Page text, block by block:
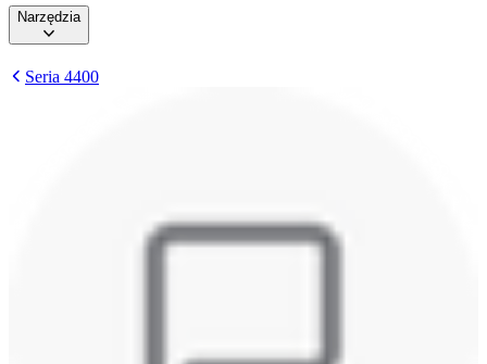
Narzędzia
Seria 4400